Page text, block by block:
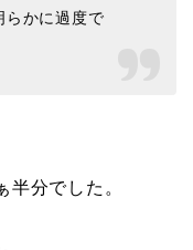
らかに過度で
分でした。